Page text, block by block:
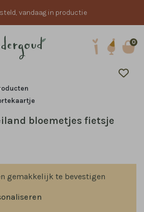
vandaag in productie
0
bloemetjes fietsje
gemakkelijk te bevestigen